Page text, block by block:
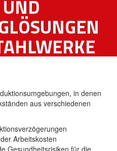
UND
in denen
aus verschiedenen
Arbeitskosten
Gesundheitsrisiken für die